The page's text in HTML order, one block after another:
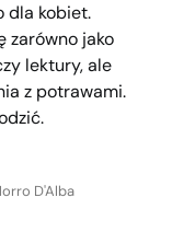
dla kobiet.
zarówno jako
lektury, ale
z potrawami.
D'Alba